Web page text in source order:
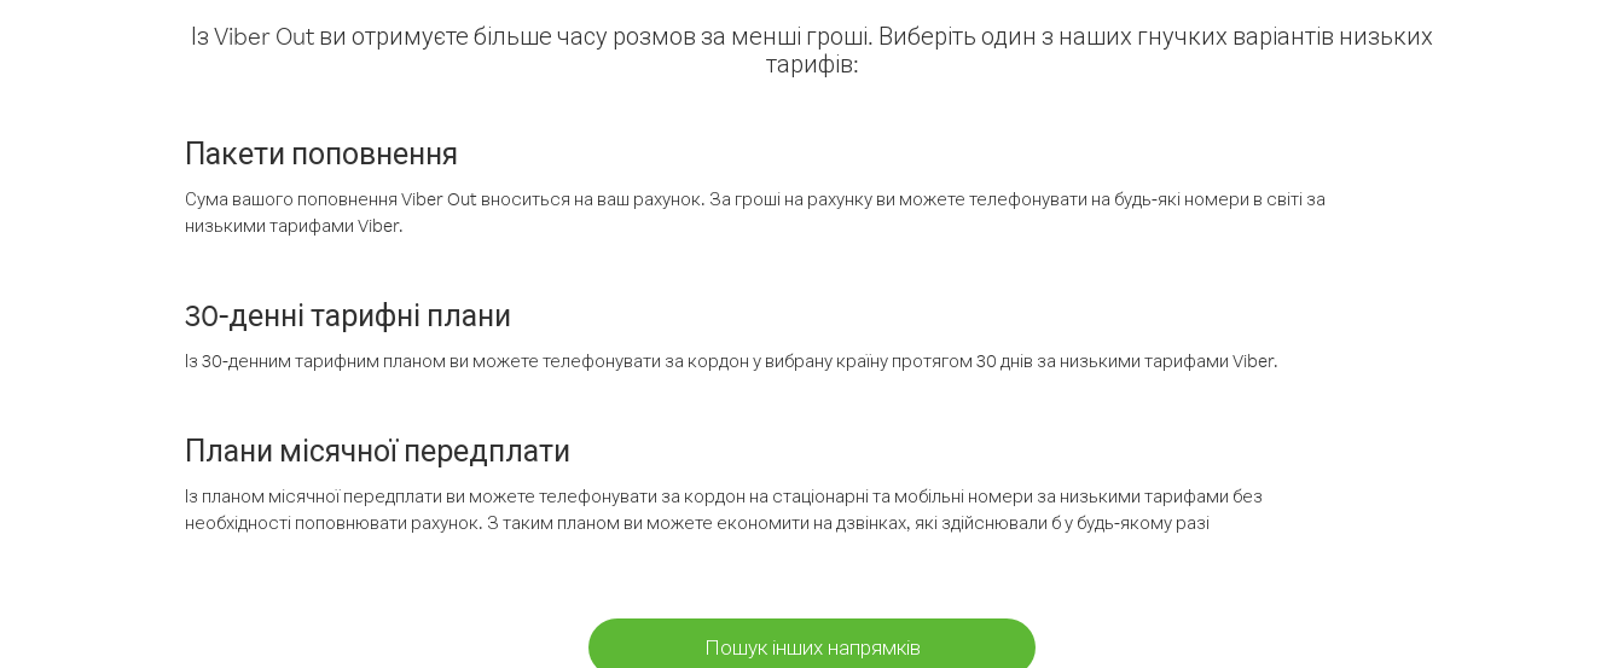
Із Viber Out ви отримуєте більше часу розмов за менші гроші. Виберіть один з наших гнучких варіантів низьких
тарифів:
Пакети поповнення
Сума вашого поповнення Viber Out вноситься на ваш рахунок. За гроші на рахунку ви можете телефонувати на будь-які номери в світі за
низькими тарифами Viber.
30-денні тарифні плани
Із 30-денним тарифним планом ви можете телефонувати за кордон у вибрану країну протягом 30 днів за низькими тарифами Viber.
Плани місячної передплати
Із планом місячної передплати ви можете телефонувати за кордон на стаціонарні та мобільні номери за низькими тарифами без
необхідності поповнювати рахунок. З таким планом ви можете економити на дзвінках, які здійснювали б у будь-якому разі
Пошук інших напрямків